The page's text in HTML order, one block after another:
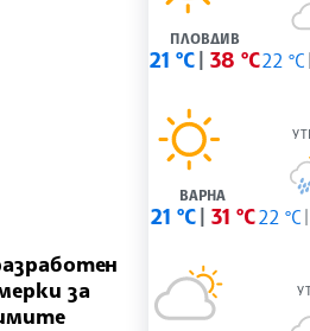
за
ПЛОВДИВ
21 °C 38 °C22 °C
ВАРНА
21 °C 31 °C22 °C